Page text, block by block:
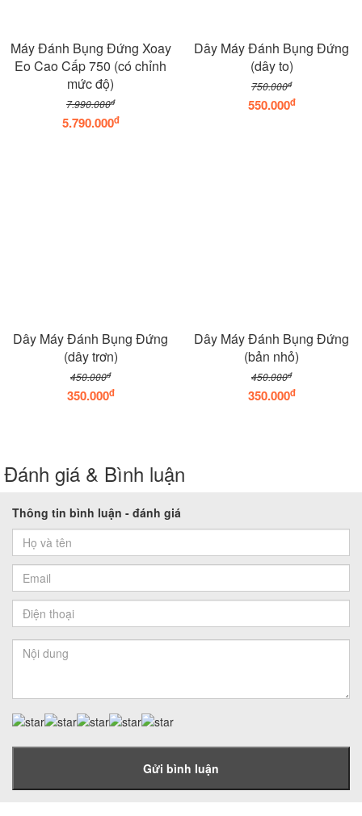
Máy Đánh Bụng Đứng Xoay
Eo Cao Cấp 750 (có chỉnh
mức độ)
7.990.000đ
5.790.000đ
Dây Máy Đánh Bụng Đứng
(dây to)
750.000đ
550.000đ
Dây Máy Đánh Bụng Đứng
(dây trơn)
450.000đ
350.000đ
Dây Máy Đánh Bụng Đứng
(bản nhỏ)
450.000đ
350.000đ
Đánh giá & Bình luận
Thông tin bình luận - đánh giá
Gửi bình luận